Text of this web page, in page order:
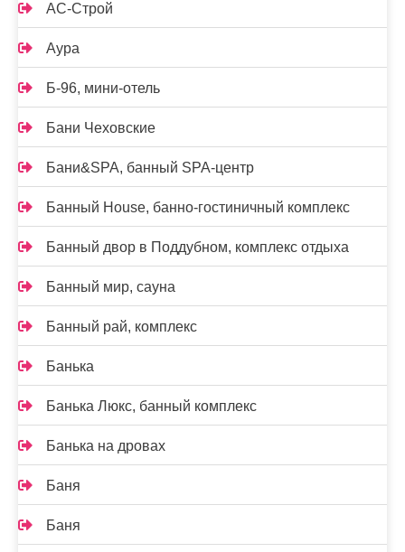
АС-Строй
Аура
Б-96, мини-отель
Бани Чеховские
Бани&SPA, банный SPA-центр
Банный House, банно-гостиничный комплекс
Банный двор в Поддубном, комплекс отдыха
Банный мир, сауна
Банный рай, комплекс
Банька
Банька Люкс, банный комплекс
Банька на дровах
Баня
Баня